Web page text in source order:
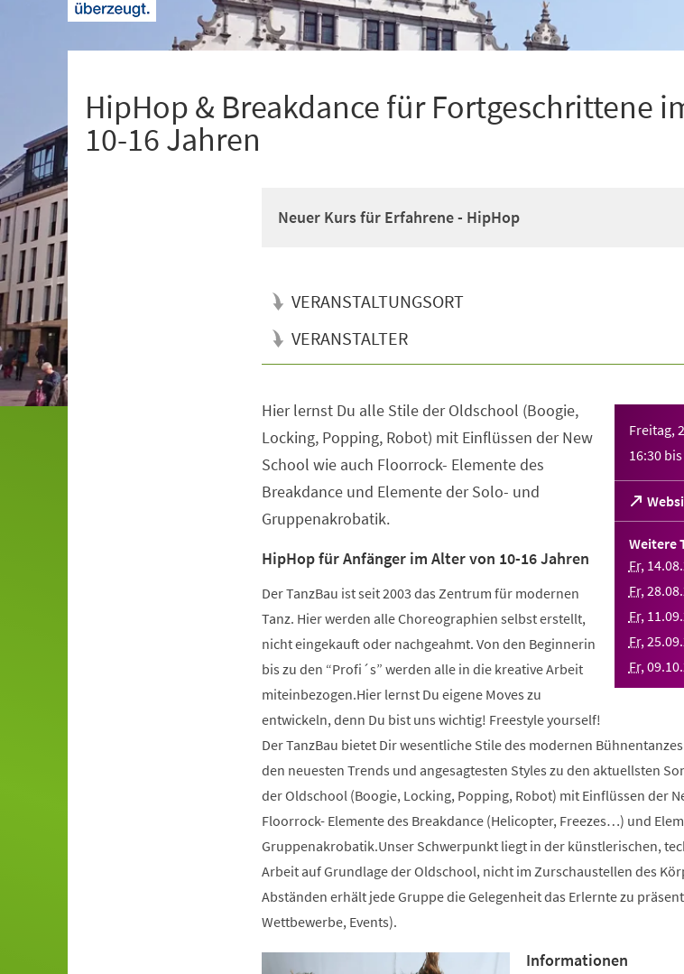
HipHop & Breakdance für Fortgeschrittene
10-16 Jahren
Neuer Kurs für Erfahrene - HipHop
VERANSTALTUNGSORT
VERANSTALTER
Freitag,
16:30 bis
(Öffnet
in
einem
Tab)
Weitere
Fr, 14.08.
Fr,28.08.
Fr, 11.09.
Fr,25.09.
Fr,09.10.
Hier lernst Du alle Stile der Oldschool (Boogie,
Locking, Popping, Robot) mit Einflüssen der New
School wie auch Floorrock- Elemente des
Breakdance und Elemente der Solo- und
Gruppenakrobatik.
HipHop für Anfänger im Alter von 10-16 Jahren
Der TanzBau ist seit 2003 das Zentrum für modernen
Tanz. Hier werden alle Choreographien selbst erstellt,
nicht eingekauft oder nachgeahmt. Von den Beginnerin
bis zu den “Profi´s” werden alle in die kreative Arbeit
miteinbezogen.Hier lernst Du eigene Moves zu
entwickeln, denn Du bist uns wichtig! Freestyle yourself!
Der TanzBau bietet Dir wesentliche Stile des modernen
den neuesten Trends und angesagtesten Styles zu den aktuellsten
der Oldschool (Boogie, Locking, Popping, Robot) mit Einflüssen der
Floorrock- Elemente des Breakdance (Helicopter, Freezes…) und
Gruppenakrobatik.Unser Schwerpunkt liegt in der künstlerischen,
Arbeit auf Grundlage der Oldschool, nicht im Zurschaustellen des
Abständen erhält jede Gruppe die Gelegenheit das Erlernte zu
Wettbewerbe, Events).
Informationen